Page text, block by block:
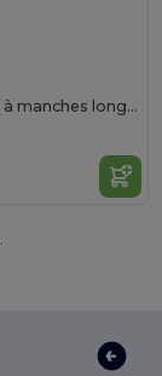
OXFORD WOMAN Chemise à manches longues ceintré